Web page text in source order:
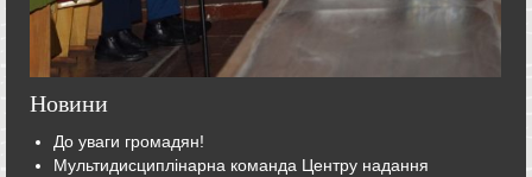
Новини
До уваги громадян!
Мультидисциплінарна команда Центру надання